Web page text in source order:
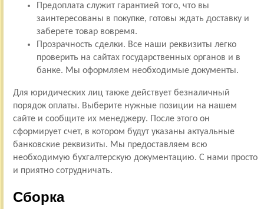
Предоплата служит гарантией того, что вы
заинтересованы в покупке, готовы ждать доставку и
заберете товар вовремя.
Прозрачность сделки. Все наши реквизиты легко
проверить на сайтах государственных органов и в
банке. Мы оформляем необходимые документы.
Для юридических лиц также действует безналичный
порядок оплаты. Выберите нужные позиции на нашем
сайте и сообщите их менеджеру. После этого он
сформирует счет, в котором будут указаны актуальные
банковские реквизиты. Мы предоставляем всю
необходимую бухгалтерскую документацию. С нами просто
и приятно сотрудничать.
Сборка